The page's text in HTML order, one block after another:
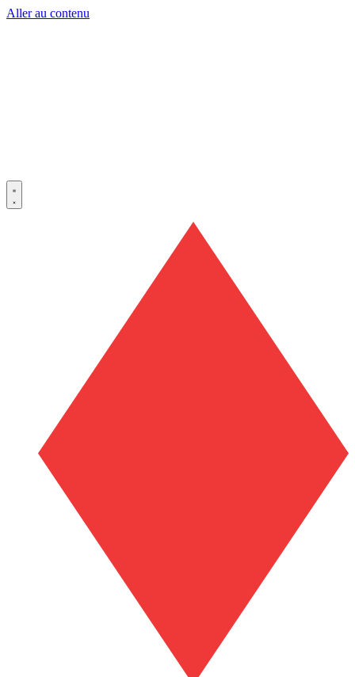
Aller au contenu